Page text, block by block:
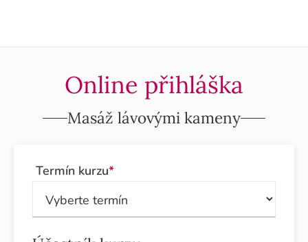
Online přihláška
Masáž lávovými kameny
Termín kurzu*